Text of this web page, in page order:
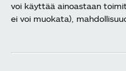
voi käyttää ainoastaan
ei voi muokata),